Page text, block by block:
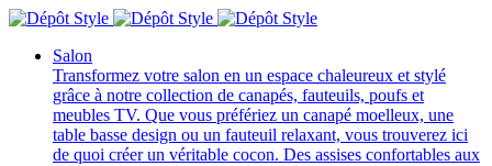
Salon
Transformez votre salon en un espace chaleureux et stylé
grâce à notre collection de canapés, fauteuils, poufs et
meubles TV. Que vous préfériez un canapé moelleux, une
table basse design ou un fauteuil relaxant, vous trouverez ici
de quoi créer un véritable cocon. Des assises confortables aux